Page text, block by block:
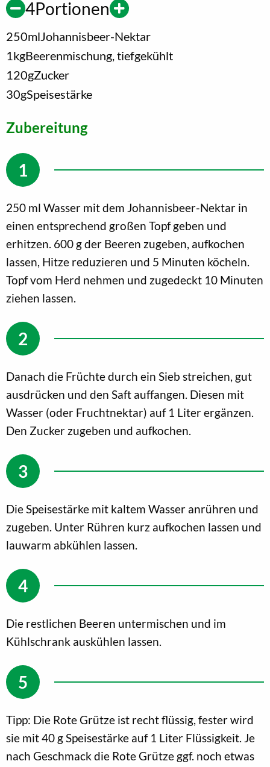
4Portionen
250ml Johannisbeer-Nektar
1 kgBeerenmischung, tiefgekühlt
120gZucker
30gSpeisestärke
Zubereitung
250 ml Wasser mit dem Johannisbeer-Nektar in
einen entsprechend großen Topf geben und
erhitzen. 600 g der Beeren zugeben, aufkochen
lassen, Hitze reduzieren und 5 Minuten köcheln.
Topf vom Herd nehmen und zugedeckt 10 Minuten
ziehen lassen.
Danach die Früchte durch ein Sieb streichen, gut
ausdrücken und den Saft auffangen. Diesen mit
Wasser (oder Fruchtnektar) auf 1 Liter ergänzen.
Den Zucker zugeben und aufkochen.
Die Speisestärke mit kaltem Wasser anrühren und
zugeben. Unter Rühren kurz aufkochen lassen und
lauwarm abkühlen lassen.
Die restlichen Beeren untermischen und im
Kühlschrank auskühlen lassen.
Tipp: Die Rote Grütze ist recht flüssig, fester wird
sie mit 40 g Speisestärke auf 1 Liter Flüssigkeit. Je
nach Geschmack die Rote Grütze ggf. noch etwas